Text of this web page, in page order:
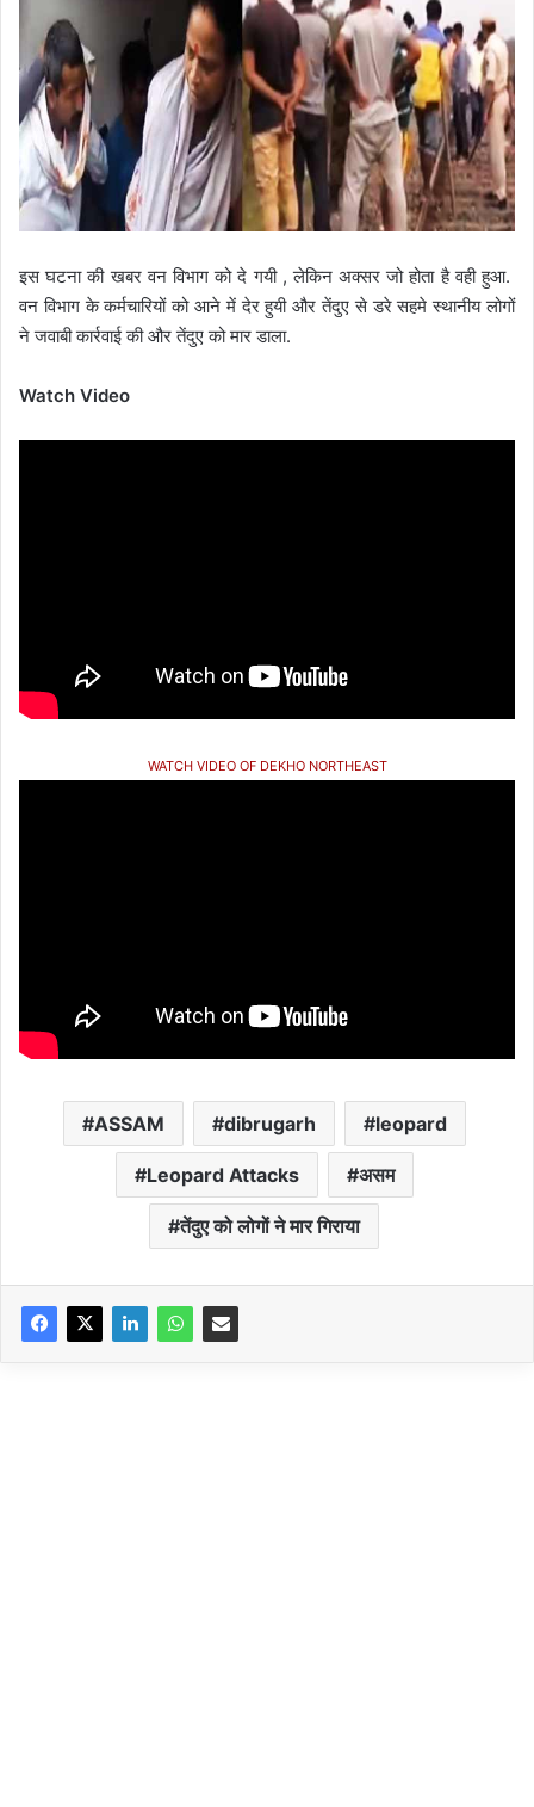
इस घटना की खबर वन विभाग को दे गयी , लेकिन अक्सर जो होता है वही हुआ.
वन विभाग के कर्मचारियों को आने में देर हुयी और तेंदुए से डरे सहमे स्थानीय लोगों
ने जवाबी कार्रवाई की और तेंदुए को मार डाला.
Watch Video
WATCH VIDEO OF DEKHO NORTHEAST
ASSAM dibrugarh leopard
Leopard Attacks असम
तेंदुए को लोगों ने मार गिराया